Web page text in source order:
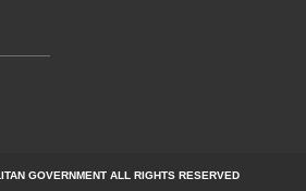
GOVERNMENT ALL RIGHTS RESERVED